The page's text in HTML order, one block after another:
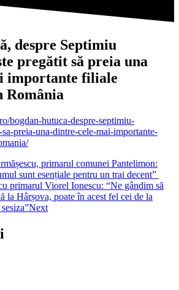
despre Septimiu
pregătit să preia una
importante filiale
România
bogdan-hutuca-despre-septimiu-
preia-una-dintre-cele-mai-importante-
primarul comunei Pantelimon:
sunt esențiale pentru un trai decent”
primarul Viorel Ionescu: “Ne gândim să
la Hârșova, poate în acest fel cei de la
Next